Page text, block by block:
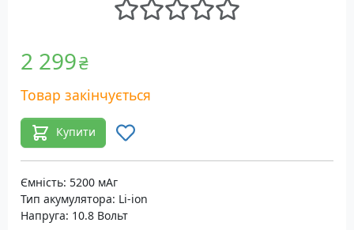
2 299₴
Товар закінчується
Купити
Ємність: 5200 мАг
Тип акумулятора: Li-ion
Напруга: 10.8 Вольт